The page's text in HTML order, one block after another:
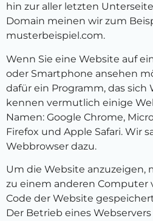
hin zur aller letzten
Domain meinen wir zum
musterbeispiel.com.
Wenn Sie eine Website auf
oder Smartphone ansehen
dafür ein Programm, das sich
kennen vermutlich einige
Namen: Google Chrome,
Firefox und Apple Safari. Wir
Webbrowser dazu.
Um die Website anzuzeigen,
zu einem anderen Computer
Code der Website
Der Betrieb eines